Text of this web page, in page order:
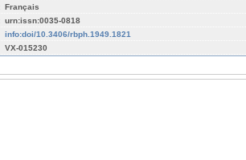
Français
urn:issn:0035-0818
info:doi/10.3406/rbph.1949.1821
VX-015230